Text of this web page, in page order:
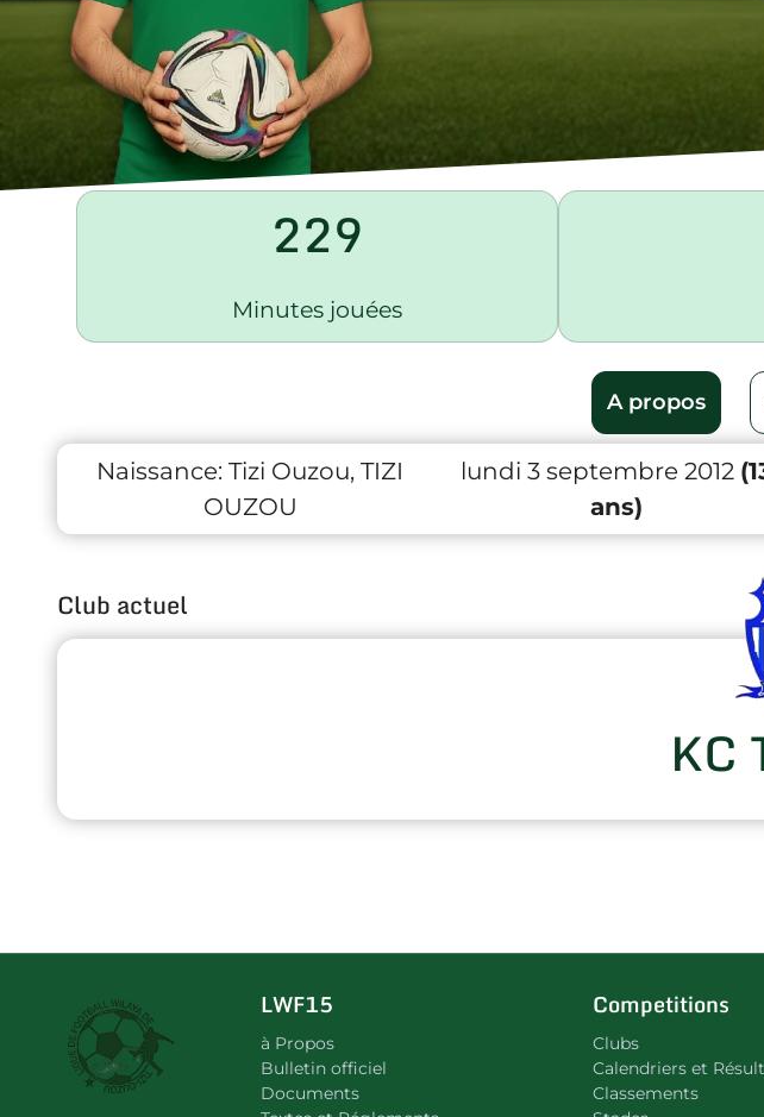
229
Minutes jouées
A propos
Naissance: Tizi Ouzou, TIZI
OUZOU
lundi 3 septembre 2012
ans)
Club actuel
KC
LWF15
à Propos
Bulletin officiel
Documents
Competitions
Clubs
Calendriers et
Classements